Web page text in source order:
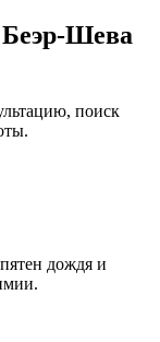
Шева
поиск
дождя и